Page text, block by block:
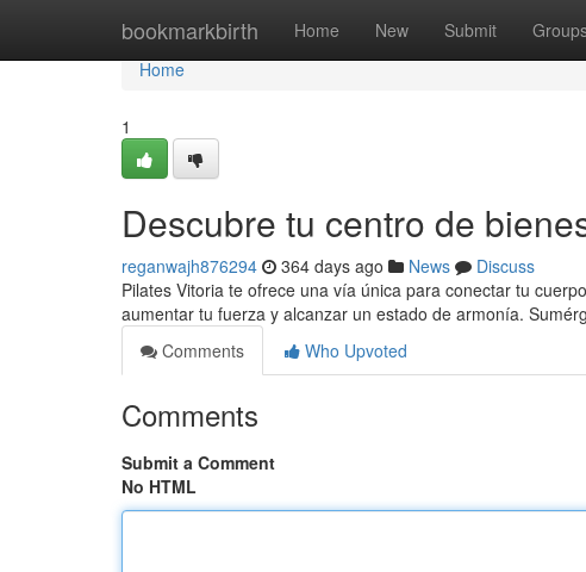
bookmarkbirth Home New Submit
Home
Home
1
Descubre tu centro de
reganwajh876294 364 days ago News
Discuss
Pilates Vitoria te ofrece una vía única para conectar tu
aumentar tu fuerza y alcanzar un estado de armonía.
Comments
Who Upvoted
Comments
Submit a Comment
No HTML